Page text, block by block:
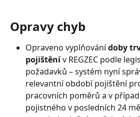
Opravy chyb
Opraveno vyplňování doby
pojištění v REGZEC podle
požadavků – systém nyní
relevantní období pojištění
pracovních poměrů a v
pojistného v posledních 24